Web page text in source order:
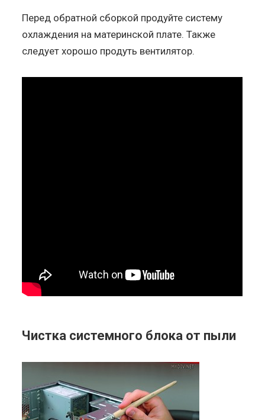
Перед обратной сборкой продуйте систему
охлаждения на материнской плате. Также
следует хорошо продуть вентилятор.
Чистка системного блока от пыли